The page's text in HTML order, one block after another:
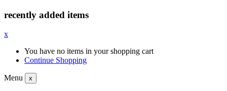
recently added items
x
You have no items in your shopping cart
Continue Shopping
Menu x